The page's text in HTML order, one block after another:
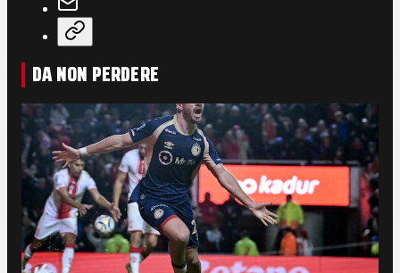
DA NON PERDERE